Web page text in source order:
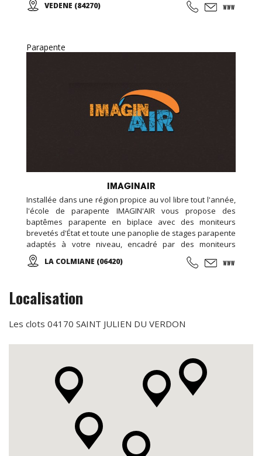
VEDENE (84270)
Parapente
IMAGINAIR
Installée dans une région propice au vol libre tout l'année,
l'école de parapente IMAGIN'AIR vous propose des
baptêmes parapente en biplace avec des moniteurs
brevetés d'État et toute une panoplie de stages parapente
adaptés à votre niveau, encadré par des moniteurs
diplômés et à votre écoute. De la Colmiane à Roquebrune
Cap Martin, en passant par l'Italie, une multitude de sites
LA COLMIANE (06420)
Localisation
Les clots 04170 SAINT JULIEN DU VERDON